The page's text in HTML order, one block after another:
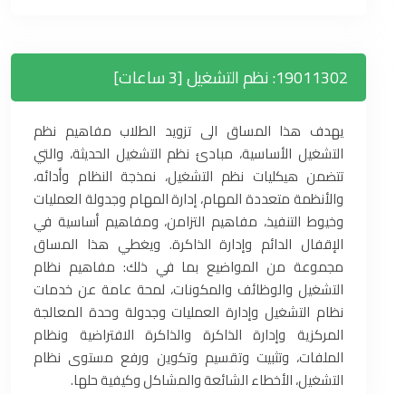
19011302: نظم التشغيل [3 ساعات]
يهدف هذا المساق الى تزويد الطلاب مفاهيم نظم
التشغيل الأساسية، مبادئ نظم التشغيل الحديثة، والتي
تتضمن هيكليات نظم التشغيل، نمذجة النظام وأدائه،
والأنظمة متعددة المهام، إدارة المهام وجدولة العمليات
وخيوط التنفيذ، مفاهيم التزامن، ومفاهيم أساسية في
الإقفال الدائم وإدارة الذاكرة. ويغطي هذا المساق
مجموعة من المواضيع بما في ذلك: مفاهيم نظام
التشغيل والوظائف والمكونات، لمحة عامة عن خدمات
نظام التشغيل وإدارة العمليات وجدولة وحدة المعالجة
المركزية وإدارة الذاكرة والذاكرة الافتراضية ونظام
الملفات، وتثبيت وتقسيم وتكوين ورفع مستوى نظام
التشغيل، الأخطاء الشائعة والمشاكل وكيفية حلها.